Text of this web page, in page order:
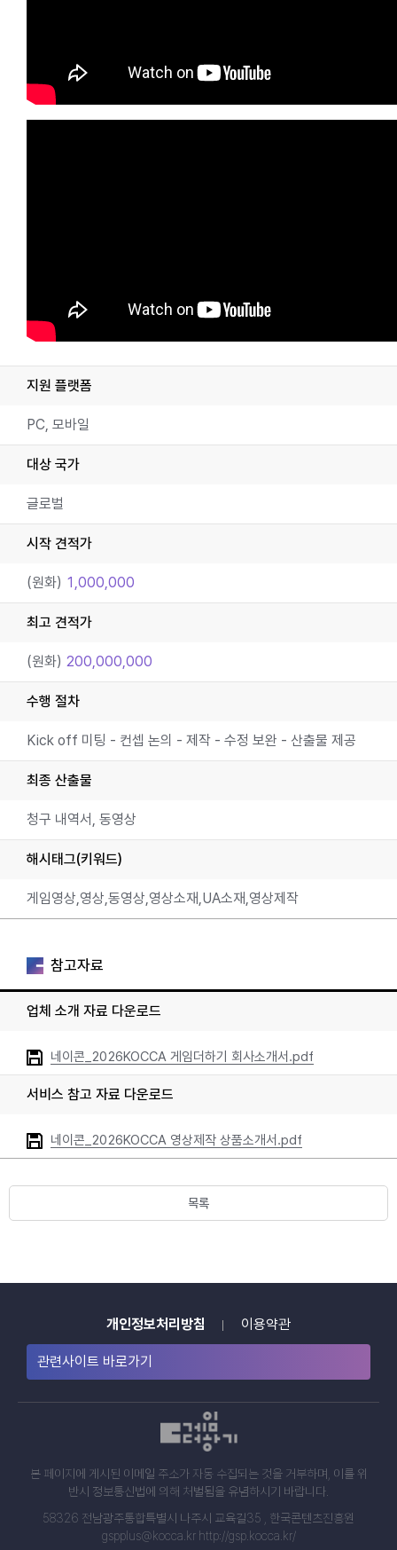
지원 플랫폼
PC, 모바일
대상 국가
글로벌
시작 견적가
(원화) 1,000,000
최고 견적가
(원화) 200,000,000
수행 절차
Kick off 미팅 - 컨셉 논의 - 제작 - 수정 보완 - 산출물 제공
최종 산출물
청구 내역서, 동영상
해시태그(키워드)
게임영상,영상,동영상,영상소재,UA소재,영상제작
참고자료
업체 소개 자료 다운로드
네이콘_2026KOCCA 게임더하기 회사소개서.pdf
서비스 참고 자료 다운로드
네이콘_2026KOCCA 영상제작 상품소개서.pdf
목록
개인정보처리방침 이용약관
관련사이트 바로가기
본 페이지에 게시된 이메일 주소가 자동 수집되는 것을 거부하며, 이를 위
반시 정보통신법에 의해 처벌됨을 유념하시기 바랍니다.
58326 전남광주통합특별시 나주시 교육길35 , 한국콘텐츠진흥원
gspplus@kocca.kr http://gsp.kocca.kr/